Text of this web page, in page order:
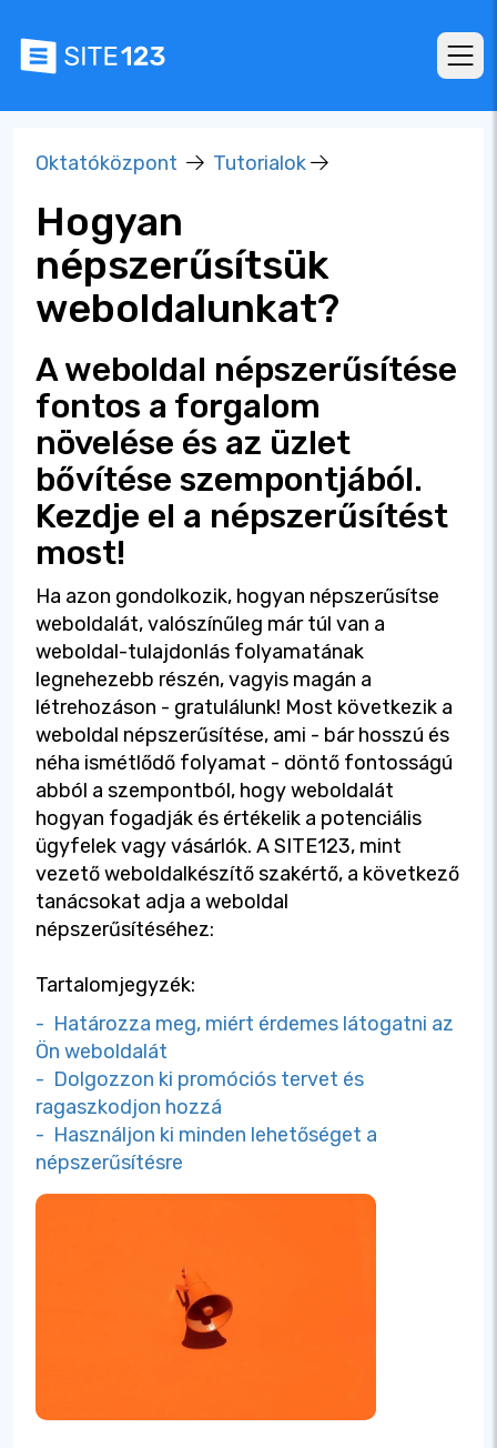
Oktatóközpont Tutorialok
Hogyan
népszerűsítsük
weboldalunkat?
A weboldal népszerűsítése
fontos a forgalom
növelése és az üzlet
bővítése szempontjából.
Kezdje el a népszerűsítést
most!
Ha azon gondolkozik, hogyan népszerűsítse
weboldalát, valószínűleg már túl van a
weboldal-tulajdonlás folyamatának
legnehezebb részén, vagyis magán a
létrehozáson - gratulálunk! Most következik a
weboldal népszerűsítése, ami - bár hosszú és
néha ismétlődő folyamat - döntő fontosságú
abból a szempontból, hogy weboldalát
hogyan fogadják és értékelik a potenciális
ügyfelek vagy vásárlók. A SITE123, mint
vezető weboldalkészítő szakértő, a következő
tanácsokat adja a weboldal
népszerűsítéséhez:
Tartalomjegyzék:
- Határozza meg, miért érdemes látogatni az
Ön weboldalát
- Dolgozzon ki promóciós tervet és
ragaszkodjon hozzá
- Használjon ki minden lehetőséget a
népszerűsítésre